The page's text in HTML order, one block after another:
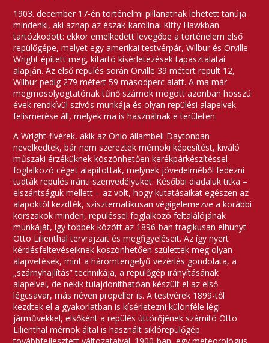
1903. december 17-én történelmi pillanatnak lehetett tanúja
mindenki, aki aznap az észak-karolinai Kitty Hawkban
tartózkodott: ekkor emelkedett levegőbe a történelem első
repülőgépe, melyet egy amerikai testvérpár, Wilbur és Orville
Wright épített meg, kitartó kísérletezések tapasztalatai
alapján. Az első repülés során Orville 39 métert repült 12,
Wilbur pedig 279 métert 59 másodperc alatt. A ma már
megmosolyogtatónak tűnő számok mögött azonban hosszú
évek rendkívül szívós munkája és olyan repülési alapelvek
felismerése áll, melyek ma is használnak e területen.
A Wright-fivérek, akik az Ohio állambeli Daytonban
nevelkedtek, bár nem szereztek mérnöki képesítést, kiváló
műszaki érzéküknek köszönhetően kerékpárkészítéssel
foglalkozó céget alapítottak, melynek jövedelméből fedezni
tudták repülés iránti szenvedélyüket. Későbbi diadaluk titka –
elszántságuk mellett – az volt, hogy kutatásaikat egészen az
alapoktól kezdték, szisztematikusan végigelemezve a korábbi
korszakok minden, repüléssel foglalkozó feltalálójának
munkáját, így többek között az 1896-ban tragikusan elhunyt
Otto Lilienthal tervrajzait és megfigyeléseit. Az így nyert
kérdésfeltevéseiknek köszönhetően születtek meg olyan
alapvetések, mint a háromtengelyű vezérlés gondolata, a
„szárnyhajlítás” technikája, a repülőgép irányításának
alapelvei, de nekik tulajdoníthatóan készült el az első
légcsavar, más néven propeller is. A testvérek 1899-től
kezdtek el a gyakorlatban is kísérletezni különféle légi
járművekkel, elsőként a repülés úttörőjének számító Otto
Lilienthal mérnök által is használt siklórepülőgép